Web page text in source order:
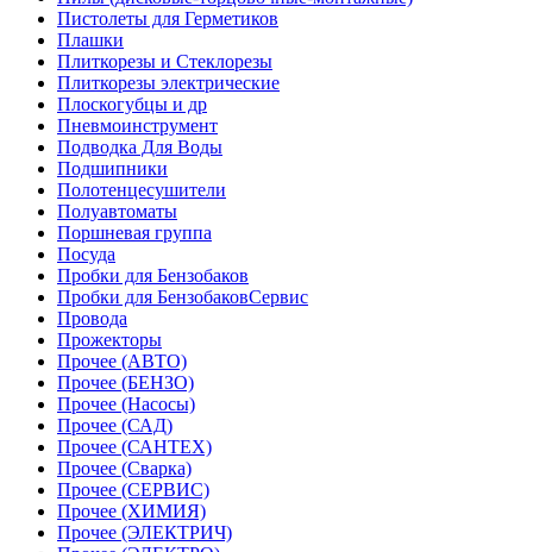
Пистолеты для Герметиков
Плашки
Плиткорезы и Стеклорезы
Плиткорезы электрические
Плоскогубцы и др
Пневмоинструмент
Подводка Для Воды
Подшипники
Полотенцесушители
Полуавтоматы
Поршневая группа
Посуда
Пробки для Бензобаков
Пробки для БензобаковСервис
Провода
Прожекторы
Прочее (АВТО)
Прочее (БЕНЗО)
Прочее (Насосы)
Прочее (САД)
Прочее (САНТЕХ)
Прочее (Сварка)
Прочее (СЕРВИС)
Прочее (ХИМИЯ)
Прочее (ЭЛЕКТРИЧ)